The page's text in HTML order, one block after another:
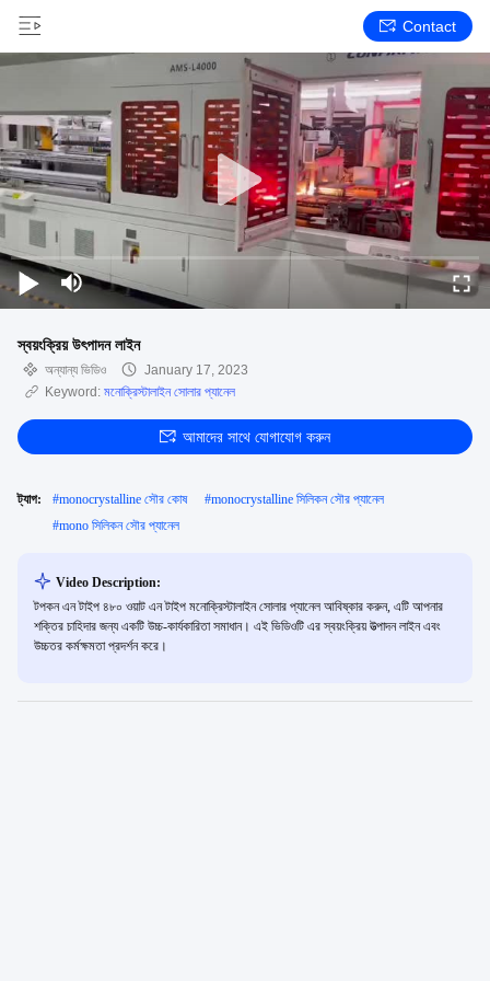
Contact
স্বয়ংক্রিয় উৎপাদন লাইন
অন্যান্য ভিডিও
January 17, 2023
Keyword: মনোক্রিস্টালাইন সোলার প্যানেল
আমাদের সাথে যোগাযোগ করুন
ট্যাগ: #monocrystalline সৌর কোষ #monocrystalline সিলিকন সৌর প্যানেল
#mono সিলিকন সৌর প্যানেল
Video Description:
টপকন এন টাইপ ৪৮০ ওয়াট এন টাইপ মনোক্রিস্টালাইন সোলার প্যানেল আবিষ্কার করুন, এটি আপনার
শক্তির চাহিদার জন্য একটি উচ্চ-কার্যকারিতা সমাধান। এই ভিডিওটি এর স্বয়ংক্রিয় উত্পাদন লাইন এবং
উচ্চতর কর্মক্ষমতা প্রদর্শন করে।